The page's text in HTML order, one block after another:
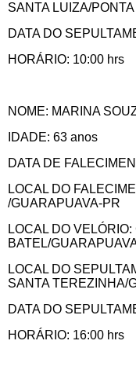
SANTA LUIZA/
DATA DO
HORÁRIO: 10:00 hrs
NOME: MARINA
IDADE: 63 anos
DATA DE
LOCAL DO
/GUARAPUAVA-PR
LOCAL DO
BATEL/
LOCAL DO
SANTA TEREZINHA/
DATA DO
HORÁRIO: 16:00 hrs